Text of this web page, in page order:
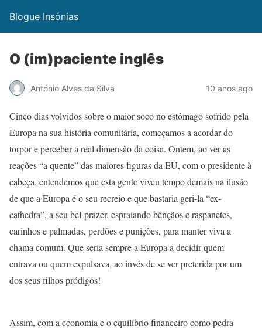
Blogue Insónias
O (im)paciente inglês
António Alves da Silva 10 anos ago
Cinco dias volvidos sobre o maior soco no estômago sofrido pela
Europa na sua história comunitária, começamos a acordar do
torpor e perceber a real dimensão da coisa. Ontem, ao ver as
reações “a quente” das maiores figuras da EU, com o presidente à
cabeça, entendemos que esta gente viveu tempo demais na ilusão
de que a Europa é o seu recreio e que bastaria geri-la “ex-
cathedra”, a seu bel-prazer, espraiando bênçãos e raspanetes,
carinhos e palmadas, perdões e punições, para manter viva a
chama comum. Que seria sempre a Europa a decidir quem
entrava ou quem expulsava, ao invés de se ver preterida por um
dos seus filhos pródigos!
Assim, com a economia e o equilíbrio financeiro como pedra